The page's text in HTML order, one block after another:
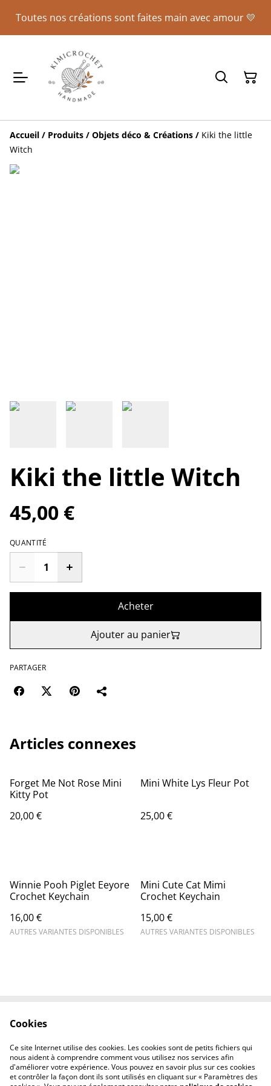
Toutes nos créations sont faites main avec amour 💛
Accueil / Produits / Objets déco & Créations / Kiki the little
Witch
Kiki the little Witch
45,00 €
QUANTITÉ
Acheter
Ajouter au panier
PARTAGER
Articles connexes
Forget Me Not Rose Mini
Kitty Pot
20,00 €
Mini White Lys Fleur Pot
25,00 €
Winnie Pooh Piglet Eeyore
Crochet Keychain
16,00 €
AUTRES VARIANTES DISPONIBLES
Mini Cute Cat Mimi
Crochet Keychain
15,00 €
AUTRES VARIANTES DISPONIBLES
Politique de
confidentialité
Politique de cookies
Cookies
Ce site Internet utilise des cookies. Les cookies sont de petits fichiers qui
nous aident à comprendre comment vous utilisez nos services afin
d'améliorer votre expérience. Vous pouvez en savoir plus sur ces cookies
et contrôler la façon dont ils sont utilisés en cliquant sur « Paramètres des